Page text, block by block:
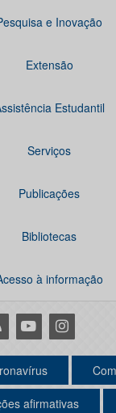
e Inovação
Extensão
Estudantil
Serviços
Publicações
Bibliotecas
à informação
YoutubeInstagram
afirmativas